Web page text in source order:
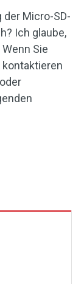
Micro-SD-
Ich glaube,
Sie
kontaktieren
oder